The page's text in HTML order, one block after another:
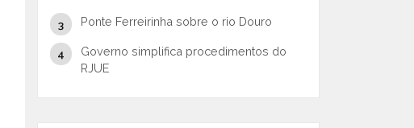
Ponte Ferreirinha sobre o rio Douro
Governo simplifica procedimentos do
RJUE